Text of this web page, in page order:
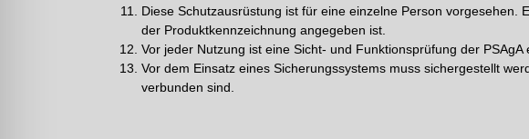
Diese Schutzausrüstung ist für eine einzelne Person
der Produktkennzeichnung angegeben ist.
Vor jeder Nutzung ist eine Sicht- und Funktionsprüfung der PSAgA
Vor dem Einsatz eines Sicherungssystems muss sichergestellt
verbunden sind.